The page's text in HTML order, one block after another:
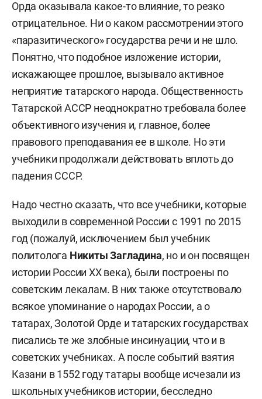
Орда оказывала какое-то влияние, то резко
отрицательное. Ни о каком рассмотрении этого
«паразитического» государства речи и не шло.
Понятно, что подобное изложение истории,
искажающее прошлое, вызывало активное
неприятие татарского народа. Общественность
Татарской АССР неоднократно требовала более
объективного изучения и, главное, более
правового преподавания ее в школе. Но эти
учебники продолжали действовать вплоть до
падения СССР.
Надо честно сказать, что все учебники, которые
выходили в современной России с 1991 по 2015
год (пожалуй, исключением был учебник
политолога Никиты Загладина, но и он посвящен
истории России XX века), были построены по
советским лекалам. В них также отсутствовало
всякое упоминание о народах России, а о
татарах, Золотой Орде и татарских государствах
писались те же злобные инсинуации, что и в
советских учебниках. А после событий взятия
Казани в 1552 году татары вообще исчезали из
школьных учебников истории, бесследно